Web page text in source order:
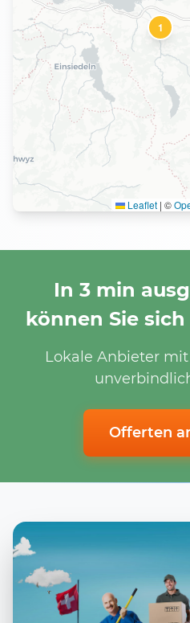
1
Leaflet | ©
In 3 min
können Sie
Lokale Anbieter
Offerten